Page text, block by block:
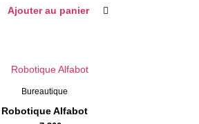
Ajouter au panier
Bureautique
Robotique Alfabot